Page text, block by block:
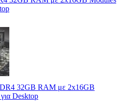
32GB RAM με 2x16GB
Desktop